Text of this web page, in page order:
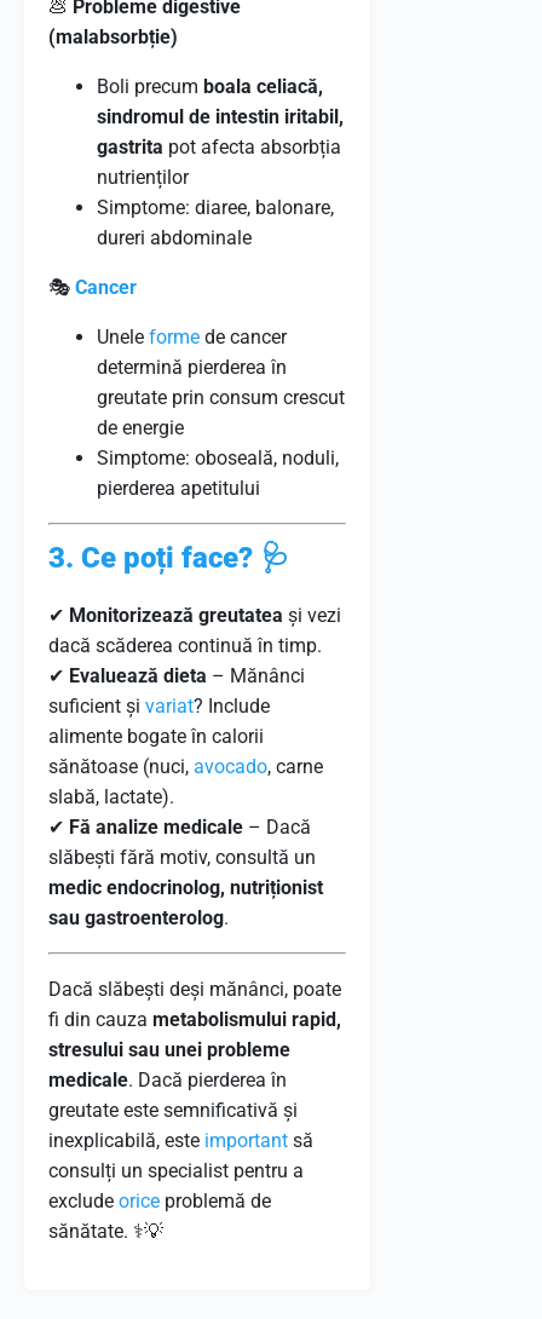
💩 Probleme digestive
(malabsorbție)
Boli precum boala celiacă,
sindromul de intestin iritabil,
gastrita pot afecta absorbția
nutrienților
Simptome: diaree, balonare,
dureri abdominale
🎭 Cancer
Unele forme de cancer
determină pierderea în
greutate prin consum crescut
de energie
Simptome: oboseală, noduli,
pierderea apetitului
3. Ce poți face? 🩺
✔ Monitorizează greutatea și vezi
dacă scăderea continuă în timp.
✔ Evaluează dieta – Mănânci
suficient și variat? Include
alimente bogate în calorii
sănătoase (nuci, avocado, carne
slabă, lactate).
✔ Fă analize medicale – Dacă
slăbești fără motiv, consultă un
medic endocrinolog, nutriționist
sau gastroenterolog.
Dacă slăbești deși mănânci, poate
fi din cauza metabolismului rapid,
stresului sau unei probleme
medicale. Dacă pierderea în
greutate este semnificativă și
inexplicabilă, este important să
consulți un specialist pentru a
exclude orice problemă de
sănătate. ⚕️💡